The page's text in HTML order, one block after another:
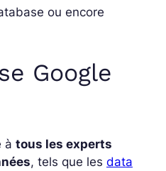
ou encore
Google
à tous les experts
, tels que les data